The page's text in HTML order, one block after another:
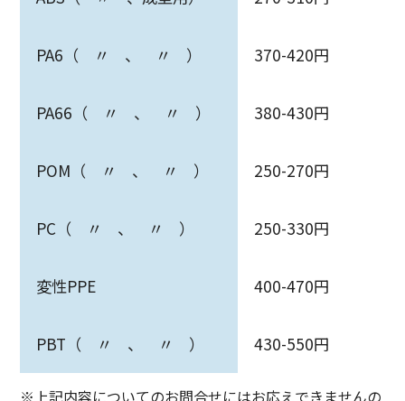
PA6（ 〃 、 〃 ） 370-420円
PA66（ 〃 、 〃 ） 380-430円
POM（ 〃 、 〃 ） 250-270円
PC（ 〃 、 〃 ） 250-330円
変性PPE 400-470円
PBT（ 〃 、 〃 ） 430-550円
※上記内容についてのお問合せにはお応えできませんの